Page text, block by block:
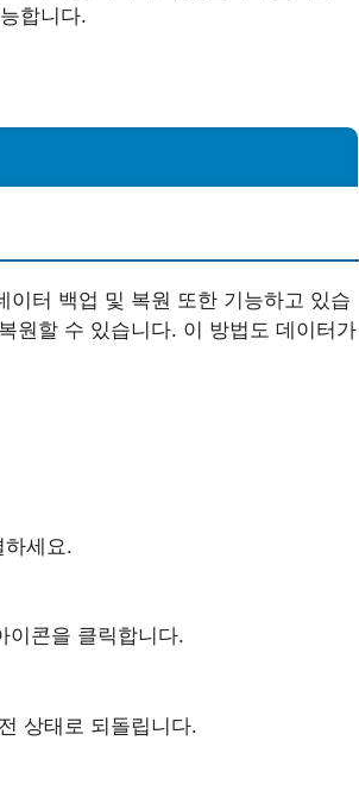
합니다.
터 백업 및 복원 또한 기능하고 있습
원할 수 있습니다. 이 방법도 데이터가
세요.
이콘을 클릭합니다.
상태로 되돌립니다.